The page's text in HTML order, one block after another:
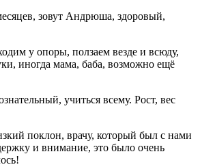
зовут Андрюша, здоровый,
у опоры, ползаем везде и всюду,
иногда мама, баба, возможно ещё
учиться всему. Рост, вес
поклон, врачу, который был с нами
и внимание, это было очень